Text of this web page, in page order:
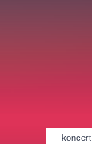
koncert